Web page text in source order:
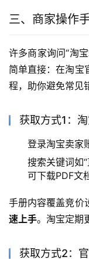
三、商家操作
许多商家询问“淘
简单直接：在淘宝
程，助你避免常见
获取方式1：
登录淘宝卖家
搜索关键词如
可下载PDF文
手册内容覆盖竞价
速上手。淘宝定期
获取方式2：